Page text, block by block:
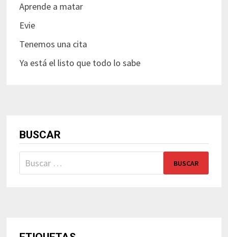
Aprende a matar
Evie
Tenemos una cita
Ya está el listo que todo lo sabe
BUSCAR
Buscar: